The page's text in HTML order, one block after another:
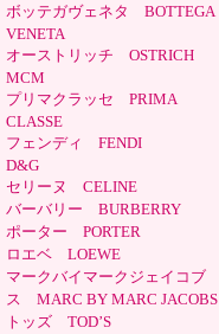
ボッテガヴェネタ BOTTEGA
VENETA
オーストリッチ OSTRICH
MCM
プリマクラッセ PRIMA
CLASSE
フェンディ FENDI
D&G
セリーヌ CELINE
バーバリー BURBERRY
ポーター PORTER
ロエベ LOEWE
マークバイマークジェイコブ
ス MARC BY MARC JACOBS
トッズ TOD’S